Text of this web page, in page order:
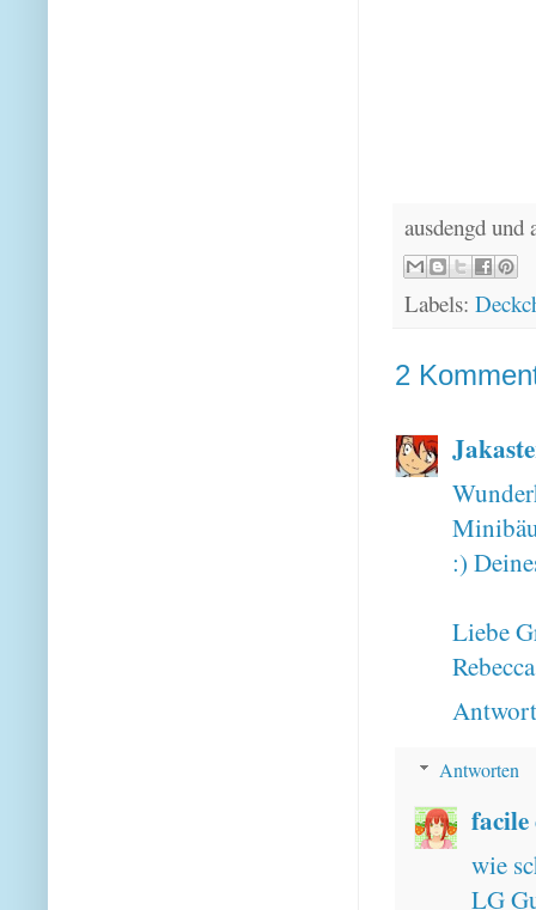
ausdengd
Labels:
2
:)
Liebe
Rebecca
Antworten
facile
wie
LG